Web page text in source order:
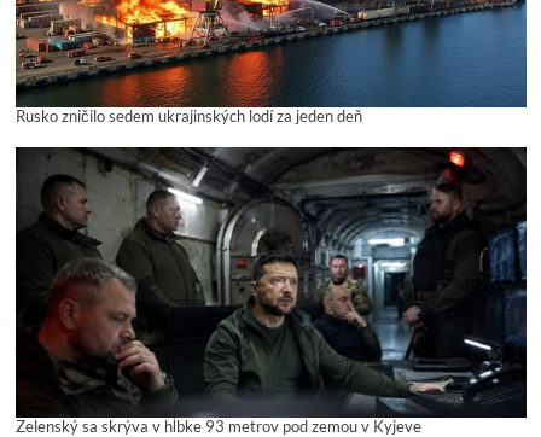
Rusko zničilo sedem ukrajinských lodí za jeden deň
Zelenský sa skrýva v hĺbke 93 metrov pod zemou v Kyjeve